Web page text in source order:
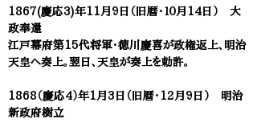
1867(慶応3)年11月9日（旧暦・１０月14日） 大
政奉還
江戸幕府第15代将軍・徳川慶喜が政権返上、明治
天皇へ奏上。翌日、天皇が奏上を勅許。
1868（慶応4）年1月3日（旧暦・12月9日） 明治
新政府樹立